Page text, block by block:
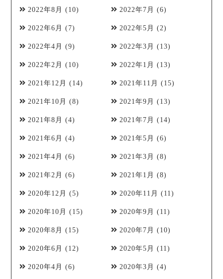
2022年8月 (10) 2022年7月 (6)
2022年6月 (7) 2022年5月 (2)
2022年4月 (9) 2022年3月 (13)
2022年2月 (10) 2022年1月 (13)
2021年12月 (14) 2021年11月 (15)
2021年10月 (8) 2021年9月 (13)
2021年8月 (4) 2021年7月 (14)
2021年6月 (4) 2021年5月 (6)
2021年4月 (6) 2021年3月 (8)
2021年2月 (6) 2021年1月 (8)
2020年12月 (5) 2020年11月 (11)
2020年10月 (15) 2020年9月 (11)
2020年8月 (15) 2020年7月 (10)
2020年6月 (12) 2020年5月 (11)
2020年4月 (6) 2020年3月 (4)